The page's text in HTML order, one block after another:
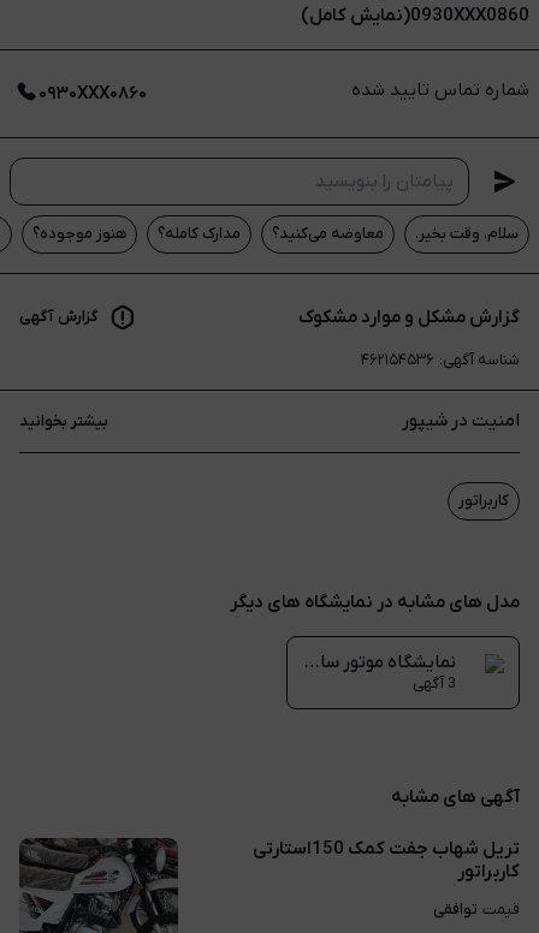
0930XXX0860(نمایش کامل)
شماره تماس تایید شده ۰۹۳۰XXX۰۸۶۰
سلام، وقت بخیر. معاوضه می‌کنید؟ مدارک کامله؟ هنوز موجوده؟
گزارش مشکل و موارد مشکوک گزارش آگهی
شناسه آگهی: ۴۶۲۱۵۴۵۳۶
امنیت در شیپور بیشتر بخوانید
کاربراتور
مدل های مشابه در نمایشگاه های دیگر
نمایشگاه موتور ساحل
3 آگهی
آگهی های مشابه
تریل شهاب جفت کمک 150استارتی
کاربراتور
قیمت توافقی